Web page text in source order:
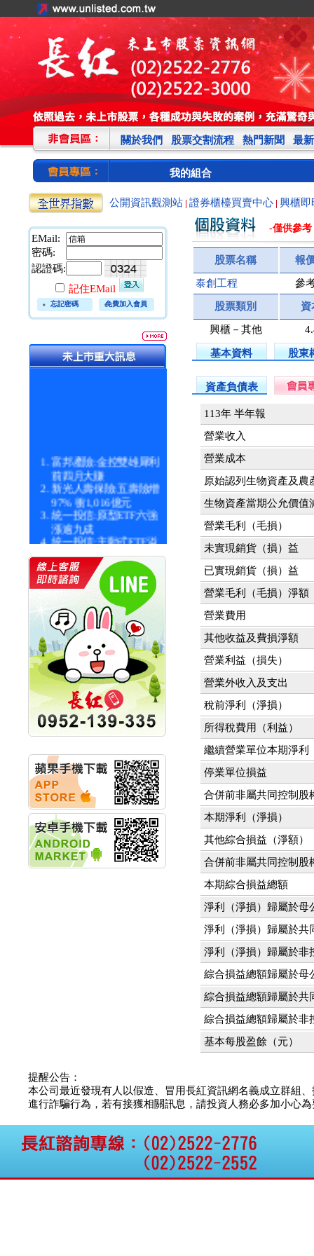
關於我們 股票交割流程 熱門新聞 最
我的組合
公開資訊觀測站 證券櫃檯買賣中心 興櫃即
EMail:
密碼:
認證碼:
記住EMail
忘記密碼 免費加入會員
富邦產險:金控雙雄犀利
前四月大賺
新光人壽保險:五壽險增
97% 衝1,016億元
統一投信:原型ETF六強
漲逾九成
統一投信:主動式ETF溢
新光人壽保險:新壽Q1外
價金將達996億
宇辰系統科技:宇辰業績
創新高 啟動興櫃轉上櫃
計畫
明緯企業:明緯永續科技
競賽 以電源驅動善的力
量
秀育企業:秀育SHO-U儲
能系統 獲國內首張CNS
認證
聯博投信:聯博00404A
從容擁抱台股主流
華旭先進:代重要子公司
公告董事會通過發言人
及代理發
華旭先進:代重要子公司
碩通散熱股份有限公司
公告董事會決議發行員
工認股權
華旭先進:代重要子公司
碩通散熱股份有限公司
公告董事會追認113年
報相關資
格斯科技*:公告更正
115/05/12重訊內容(停
止過戶起始日期)
將捷:代子公司忠明營造
工程股份有限公司公告
「新北市淡水區海鷗段
阿波羅電力:公告本公司
-僅供參考
股票名稱 報
泰創工程 參
股票類別 資
興櫃－其他
基本資料 股東
資產負債表
113年 半年報
營業收入
營業成本
原始認列生物資產及農
生物資產當期公允價值
營業毛利（毛損）
未實現銷貨（損）益
已實現銷貨（損）益
營業毛利（毛損）淨額
營業費用
其他收益及費損淨額
營業利益（損失）
營業外收入及支出
稅前淨利（淨損）
所得稅費用（利益）
繼續營業單位本期淨利
停業單位損益
合併前非屬共同控制股
本期淨利（淨損）
其他綜合損益（淨額）
合併前非屬共同控制股
本期綜合損益總額
淨利（淨損）歸屬於母
淨利（淨損）歸屬於共
淨利（淨損）歸屬於非
綜合損益總額歸屬於母
綜合損益總額歸屬於共
綜合損益總額歸屬於非
基本每股盈餘（元）
提醒公告：
本公司最近發現有人以假造、冒用長紅資訊網名義成立群組
進行詐騙行為，若有接獲相關訊息，請投資人務必多加小心